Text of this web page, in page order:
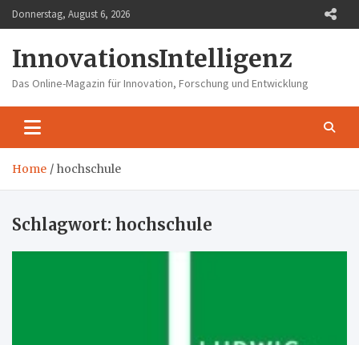
Skip
to
Donnerstag, August 6, 2026
InnovationsIntelligenz
Das Online-Magazin für Innovation, Forschung und Entwicklung
Home hochschule
Schlagwort: hochschule